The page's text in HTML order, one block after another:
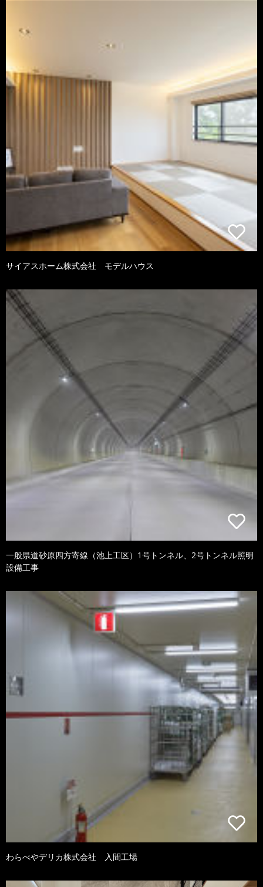
サイアスホーム株式会社 モデルハウス
一般県道砂原四方寄線（池上工区）1号トンネル、2号トンネル照明
設備工事
わらべやデリカ株式会社 入間工場